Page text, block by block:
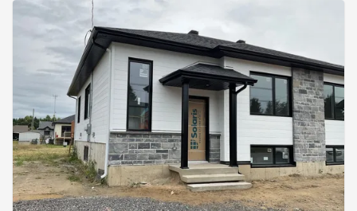
goût ainsi qu'une belle grande remise agencée